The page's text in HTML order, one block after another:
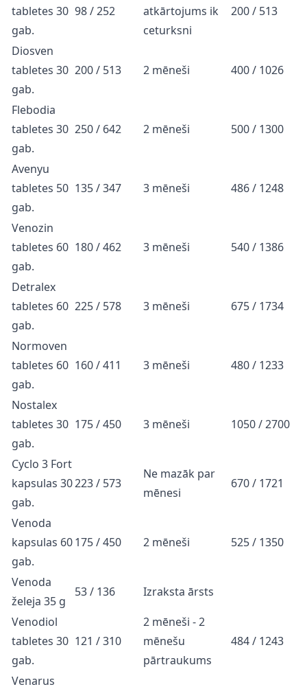
tabletes 30
gab.
98 / 252
atkārtojums ik
ceturksni
200 / 513
Diosven
tabletes 30
gab.
200 / 513 2 mēneši 400 / 1026
Flebodia
tabletes 30
gab.
250 / 642 2 mēneši 500 / 1300
Avenyu
tabletes 50
gab.
135 / 347 3 mēneši 486 / 1248
Venozin
tabletes 60
gab.
180 / 462 3 mēneši 540 / 1386
Detralex
tabletes 60
gab.
225 / 578 3 mēneši 675 / 1734
Normoven
tabletes 60
gab.
160 / 411 3 mēneši 480 / 1233
Nostalex
tabletes 30
gab.
175 / 450 3 mēneši 1050 / 2700
Cyclo 3 Fort
kapsulas 30
gab.
223 / 573
Ne mazāk par
mēnesi
670 / 1721
Venoda
kapsulas 60
gab.
175 / 450 2 mēneši 525 / 1350
Venoda
želeja 35 g
53 / 136
Izraksta ārsts
Venodiol
tabletes 30
gab.
121 / 310
2 mēneši - 2
mēnešu
pārtraukums
484 / 1243
Venarus